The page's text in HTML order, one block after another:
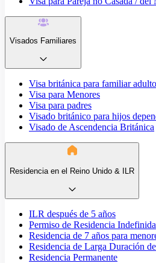
Visados Familiares
Visa británica para familiar
Visa para Menores
Visa para padres
Visado británico para hijos
Visado de Ascendencia Británica
Residencia en el Reino Unido & ILR
ILR después de 5 años
Permiso de Residencia Indefinida
Residencia de 7 años para
Residencia de Larga Duración
Residencia Permanente